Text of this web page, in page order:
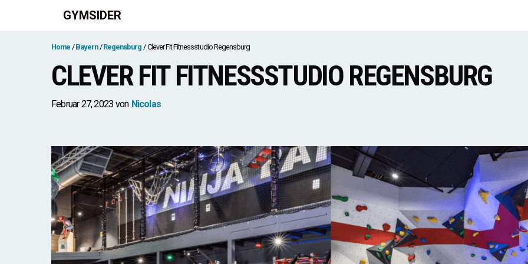
GYMSIDER
Home Bayern Regensburg Clever Fit Fitnessstudio Regensburg
CLEVER FIT FITNESSSTUDIO REGENSBURG
Februar 27, 2023 von Nicolas